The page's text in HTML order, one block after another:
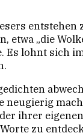
entstehen
„die
lohnt sich
ihrer
zu